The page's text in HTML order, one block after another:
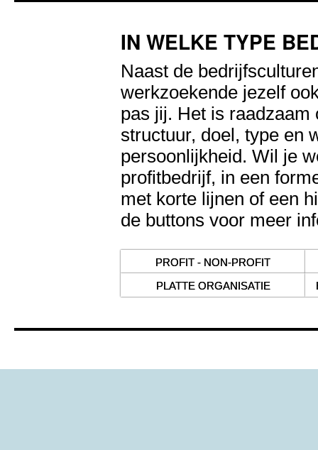
IN WELKE TYPE
Naast de
werkzoekende jezelf
pas jij. Het is raadzaam
structuur, doel, type en
persoonlijkheid. Wil je
profitbedrijf, in een
met korte lijnen of een
de buttons voor meer
PROFIT - NON-PROFIT
PLATTE ORGANISATIE